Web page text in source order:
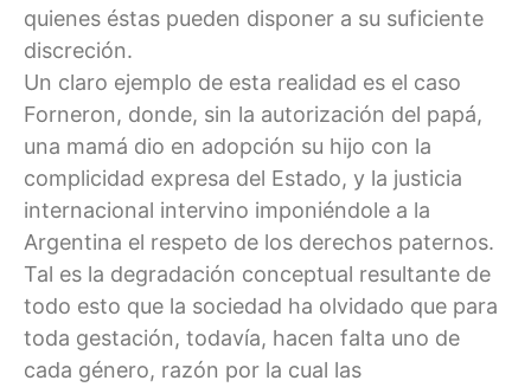
quienes éstas pueden disponer a su suficiente
discreción.
Un claro ejemplo de esta realidad es el caso
Forneron, donde, sin la autorización del papá,
una mamá dio en adopción su hijo con la
complicidad expresa del Estado, y la justicia
internacional intervino imponiéndole a la
Argentina el respeto de los derechos paternos.
Tal es la degradación conceptual resultante de
todo esto que la sociedad ha olvidado que para
toda gestación, todavía, hacen falta uno de
cada género, razón por la cual las